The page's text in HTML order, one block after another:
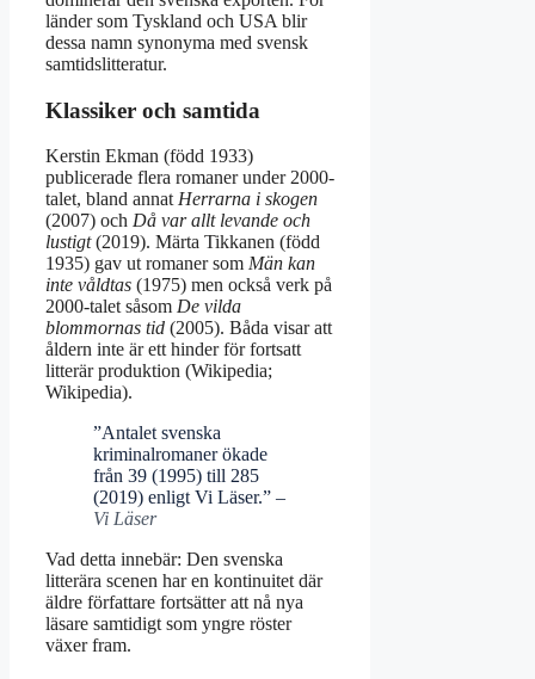
länder som Tyskland och USA blir
dessa namn synonyma med svensk
samtidslitteratur.
Klassiker och samtida
Kerstin Ekman (född 1933)
publicerade flera romaner under 2000-
talet, bland annat Herrarna i skogen
(2007) och Då var allt levande och
lustigt(2019). Märta Tikkanen (född
1935) gav ut romaner som Män kan
inte våldtas (1975) men också verk på
2000-talet såsom De vilda
blommornas tid (2005). Båda visar att
åldern inte är ett hinder för fortsatt
litterär produktion (Wikipedia;
Wikipedia).
”Antalet svenska
kriminalromaner ökade
från 39 (1995) till 285
(2019) enligt Vi Läser.” –
Vi Läser
Vad detta innebär: Den svenska
litterära scenen har en kontinuitet där
äldre författare fortsätter att nå nya
läsare samtidigt som yngre röster
växer fram.